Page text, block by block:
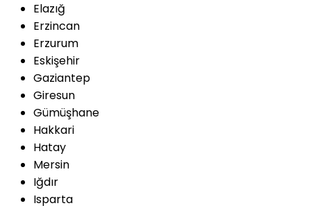
Elazığ
Erzincan
Erzurum
Eskişehir
Gaziantep
Giresun
Gümüşhane
Hakkari
Hatay
Mersin
Iğdır
Isparta